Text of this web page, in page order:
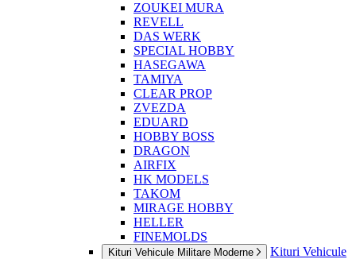
ZOUKEI MURA
REVELL
DAS WERK
SPECIAL HOBBY
HASEGAWA
TAMIYA
CLEAR PROP
ZVEZDA
EDUARD
HOBBY BOSS
DRAGON
AIRFIX
HK MODELS
TAKOM
MIRAGE HOBBY
HELLER
FINEMOLDS
Kituri Vehicule Militare Moderne
Kituri Vehicule